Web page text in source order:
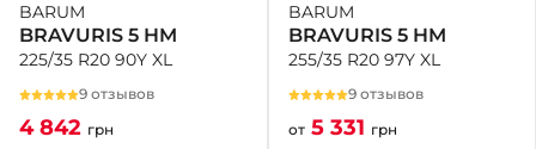
BARUM
BRAVURIS 5 HM
225/35 R20 90Y XL
9 отзывов
4 842 грн
BARUM
BRAVURIS 5 HM
255/35 R20 97Y XL
9 отзывов
от 5 331 грн